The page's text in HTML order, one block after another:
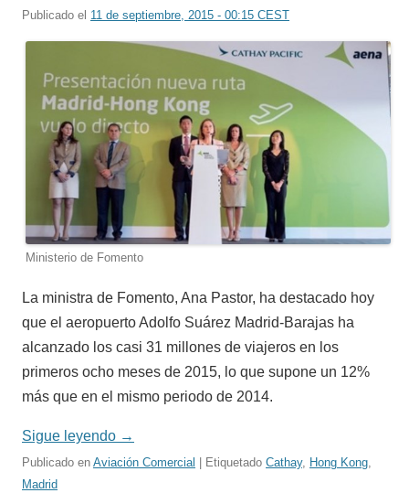
Publicado el 11 de septiembre, 2015 - 00:15 CEST
Ministerio de Fomento
La ministra de Fomento, Ana Pastor, ha destacado hoy
que el aeropuerto Adolfo Suárez Madrid-Barajas ha
alcanzado los casi 31 millones de viajeros en los
primeros ocho meses de 2015, lo que supone un 12%
más que en el mismo periodo de 2014.
Sigue leyendo →
Publicado en Aviación Comercial | Etiquetado Cathay, Hong Kong,
Madrid